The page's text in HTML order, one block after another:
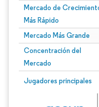
Mercado de
Más Rápido
Mercado Más Grande
Concentración del
Mercado
Jugadores principales
Imagen © Mordor